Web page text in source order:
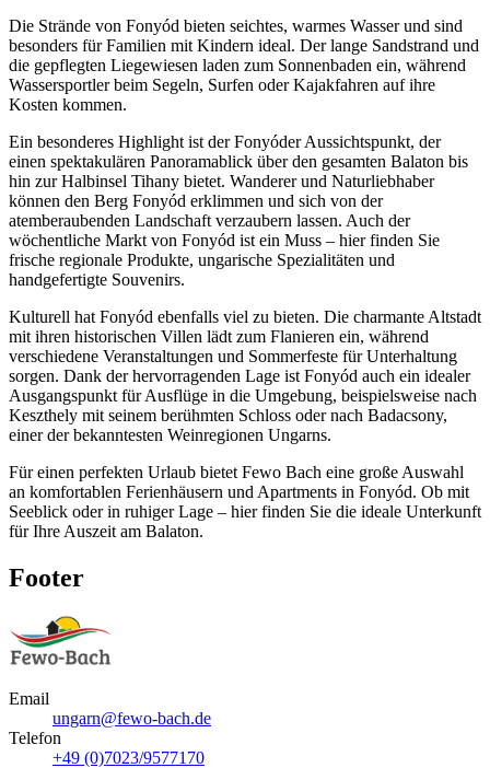
Die Strände von Fonyód bieten seichtes, warmes Wasser und sind
besonders für Familien mit Kindern ideal. Der lange Sandstrand und
die gepflegten Liegewiesen laden zum Sonnenbaden ein, während
Wassersportler beim Segeln, Surfen oder Kajakfahren auf ihre
Kosten kommen.
Ein besonderes Highlight ist der Fonyóder Aussichtspunkt, der
einen spektakulären Panoramablick über den gesamten Balaton bis
hin zur Halbinsel Tihany bietet. Wanderer und Naturliebhaber
können den Berg Fonyód erklimmen und sich von der
atemberaubenden Landschaft verzaubern lassen. Auch der
wöchentliche Markt von Fonyód ist ein Muss – hier finden Sie
frische regionale Produkte, ungarische Spezialitäten und
handgefertigte Souvenirs.
Kulturell hat Fonyód ebenfalls viel zu bieten. Die charmante Altstadt
mit ihren historischen Villen lädt zum Flanieren ein, während
verschiedene Veranstaltungen und Sommerfeste für Unterhaltung
sorgen. Dank der hervorragenden Lage ist Fonyód auch ein idealer
Ausgangspunkt für Ausflüge in die Umgebung, beispielsweise nach
Keszthely mit seinem berühmten Schloss oder nach Badacsony,
einer der bekanntesten Weinregionen Ungarns.
Für einen perfekten Urlaub bietet Fewo Bach eine große Auswahl
an komfortablen Ferienhäusern und Apartments in Fonyód. Ob mit
Seeblick oder in ruhiger Lage – hier finden Sie die ideale Unterkunft
für Ihre Auszeit am Balaton.
Footer
Email
ungarn@fewo-bach.de
Telefon
+49 (0)7023/9577170